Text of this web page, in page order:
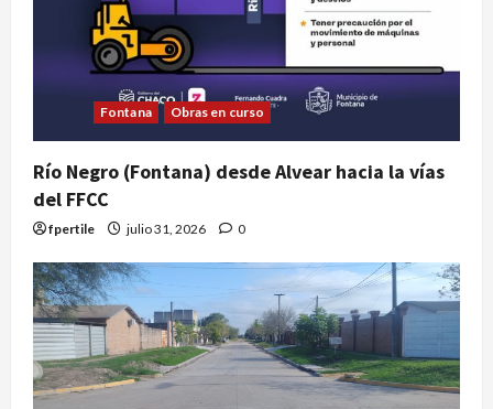
Fontana Obras en curso
Río Negro (Fontana) desde Alvear hacia la vías
del FFCC
fpertile julio 31, 2026 0